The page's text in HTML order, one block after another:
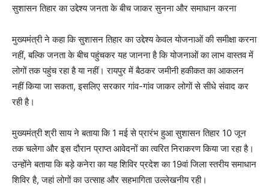
सुशासन तिहार का उद्देश्य जनता के बीच जाकर सुनना और समाधान करना
मुख्यमंत्री ने कहा कि सुशासन तिहार का उद्देश्य केवल योजनाओं की समीक्षा करना
नहीं, बल्कि जनता के बीच पहुंचकर यह जानना है कि योजनाओं का लाभ वास्तव में
लोगों तक पहुंच रहा है या नहीं। रायपुर में बैठकर जमीनी हकीकत का आकलन
नहीं किया जा सकता, इसलिए सरकार गांव-गांव जाकर लोगों से सीधे संवाद कर
रही है।
मुख्यमंत्री श्री साय ने बताया कि 1 मई से प्रारंभ हुआ सुशासन तिहार 10 जून
तक चलेगा और इस दौरान प्राप्त आवेदनों का त्वरित निराकरण किया जा रहा है।
उन्होंने बताया कि बड़े कनेरा का यह शिविर प्रदेश का 19वां जिला स्तरीय समाधान
शिविर है, जहां लोगों का उत्साह और सहभागिता उल्लेखनीय रही।